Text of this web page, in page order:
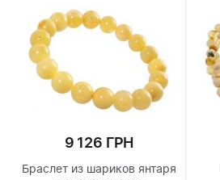
9 126 ГРН
Браслет из шариков янтаря